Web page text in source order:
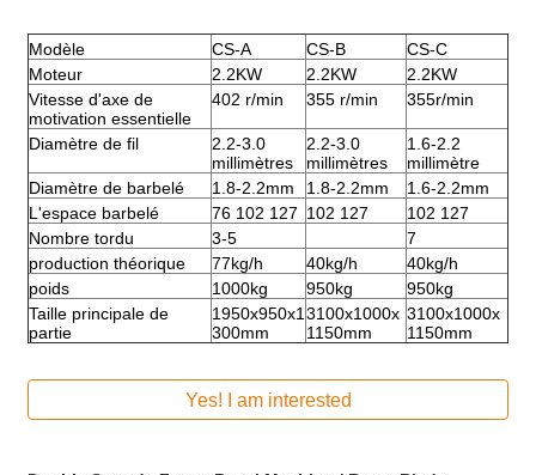
Modèle CS-A CS-B
CS-C
Moteur
2.2KW 2.2KW
2.2KW
Vitesse d'axe de
motivation essentielle
402 r/min 355 r/min 355r/min
Diamètre de fil
2.2-3.0
millimètres
2.2-3.0
millimètres
1.6-2.2
millimètre
Diamètre de barbelé
1.8-2.2mm 1.8-2.2mm
1.6-2.2mm
L'espace barbelé
76 102 127 102 127
102 127
Nombre tordu
3-5
7
production théorique
77kg/h 40kg/h
40kg/h
poids
1000kg 950kg
950kg
Taille principale de
partie
1950x950x1
300mm
3100x1000x
1150mm
3100x1000x
1150mm
Yes! I am interested